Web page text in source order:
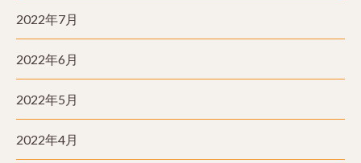
2022年7月
2022年6月
2022年5月
2022年4月